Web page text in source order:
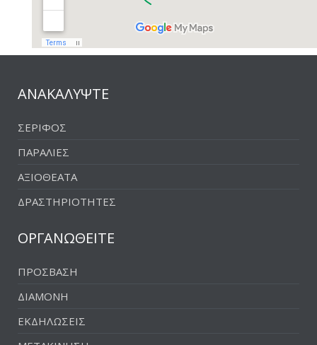
ΑΝΑΚΑΛΥΨΤΕ
ΣΕΡΙΦΟΣ
ΠΑΡΑΛΙΕΣ
ΑΞΙΟΘΕΑΤΑ
ΔΡΑΣΤΗΡΙΟΤΗΤΕΣ
ΟΡΓΑΝΩΘΕΙΤΕ
ΠΡΟΣΒΑΣΗ
ΔΙΑΜΟΝΗ
ΕΚΔΗΛΩΣΕΙΣ